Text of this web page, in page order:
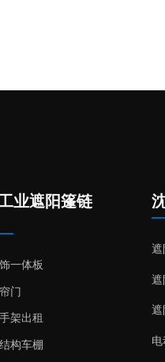
业遮阳篷链
一体板
门
架出租
构车棚
遮
遮
遮